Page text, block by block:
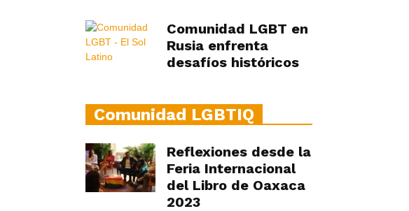
Comunidad LGBT en
Rusia enfrenta
desafíos históricos
Comunidad LGBTIQ
Reflexiones desde la
Feria Internacional
del Libro de Oaxaca
2023